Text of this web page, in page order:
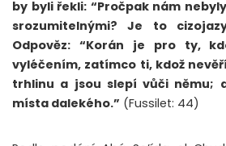
by byli řekli: “Pročpak nám
srozumitelnými? Je to
Odpověz: “Korán je pro ty,
vyléčením, zatímco ti, kdož
trhlinu a jsou slepí vůči němu;
místa dalekého.” (Fussilet: 44)